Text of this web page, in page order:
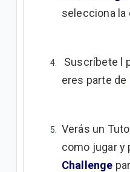
selecciona la
Suscríbete l
eres parte de
Verás un
como jugar y
Challenge